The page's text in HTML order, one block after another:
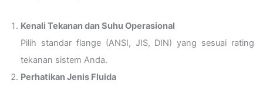
Kenali Tekanan dan Suhu Operasional
Pilih standar flange (ANSI, JIS, DIN) yang sesuai rating
tekanan sistem Anda.
Perhatikan Jenis Fluida